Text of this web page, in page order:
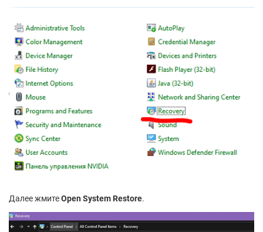
Далее жмитеOpen System Restore.